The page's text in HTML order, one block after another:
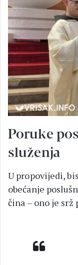
Poruke
služenja
U propovijedi,
obećanje
čina – ono je srž